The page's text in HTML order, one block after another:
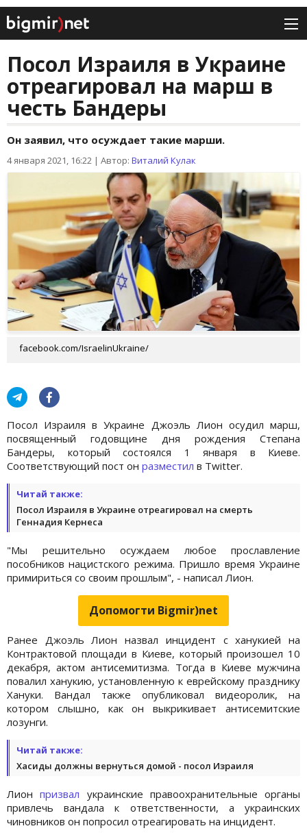
Посол Израиля в Украине
отреагировал на марш в
честь Бандеры
Он заявил, что осуждает такие марши.
4 января 2021, 16:22 | Автор: Виталий Кулак
facebook.com/IsraelinUkraine/
Посол Израиля в Украине Джоэль Лион осудил марш,
посвященный годовщине дня рождения Степана
Бандеры, который состоялся 1 января в Киеве.
Соответствующий пост он разместил в Twitter.
Читай также:
Посол Израиля в Украине отреагировал на смерть
Геннадия Кернеса
"Мы решительно осуждаем любое прославление
пособников нацистского режима. Пришло время Украине
примириться со своим прошлым", - написал Лион.
Допомогти Bigmir)net
Ранее Джоэль Лион назвал инцидент с ханукией на
Контрактовой площади в Киеве, который произошел 10
декабря, актом антисемитизма. Тогда в Киеве мужчина
повалил ханукию, установленную к еврейскому празднику
Хануки. Вандал также опубликовал видеоролик, на
котором слышно, как он выкрикивает антисемитские
лозунги.
Читай также:
Хасиды должны вернуться домой - посол Израиля
Лионпризвал украинские правоохранительные органы
привлечь вандала к ответственности, а украинских
чиновников он попросил отреагировать на инцидент.